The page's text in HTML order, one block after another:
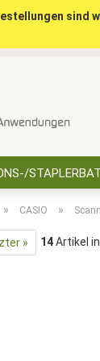
» CASIO »
» 14Artikel